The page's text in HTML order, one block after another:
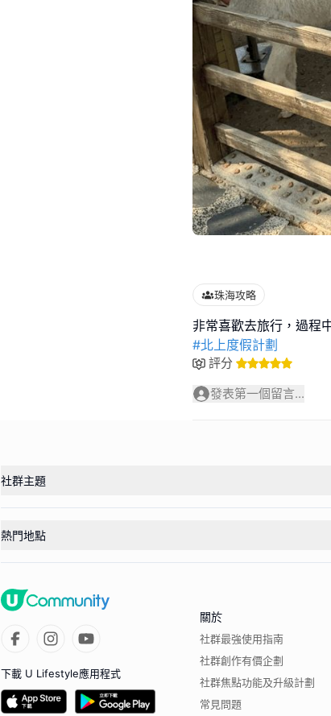
珠海攻略
#北上度假計劃
評分
發表第一個留言...
社群主題
熱門地點
下載 U Lifestyle應用程式
關於
社群最強使用指南
社群創作有價企劃
社群焦點功能及升級計劃
常見問題